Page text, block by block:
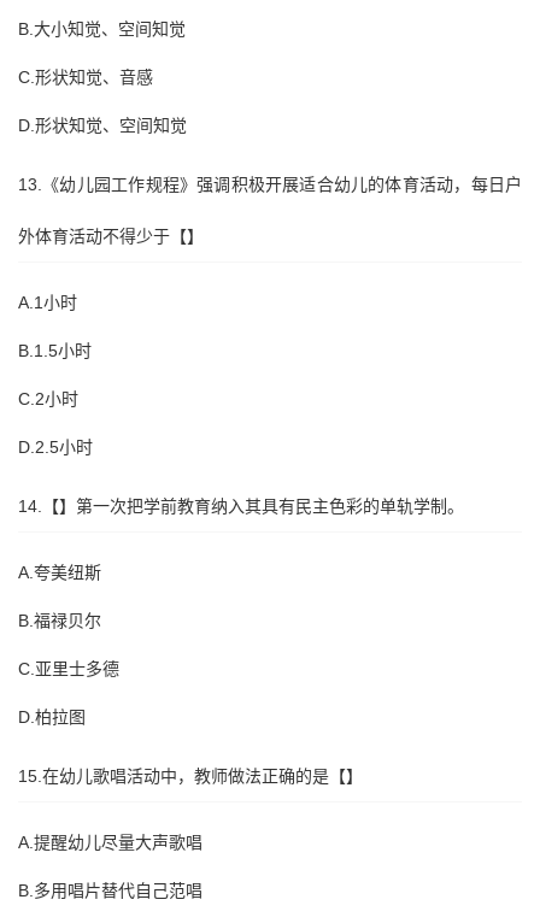
B.大小知觉、空间知觉
C.形状知觉、音感
D.形状知觉、空间知觉
13.《幼儿园工作规程》强调积极开展适合幼儿的体育活动，每日户
外体育活动不得少于【】
A.1小时
B.1.5小时
C.2小时
D.2.5小时
14.【】第一次把学前教育纳入其具有民主色彩的单轨学制。
A.夸美纽斯
B.福禄贝尔
C.亚里士多德
D.柏拉图
15.在幼儿歌唱活动中，教师做法正确的是【】
A.提醒幼儿尽量大声歌唱
B.多用唱片替代自己范唱